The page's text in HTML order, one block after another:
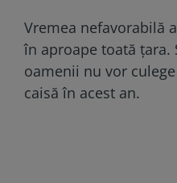
Vremea nefavorabilă
în aproape toată țara.
oamenii nu vor
caisă în acest an.